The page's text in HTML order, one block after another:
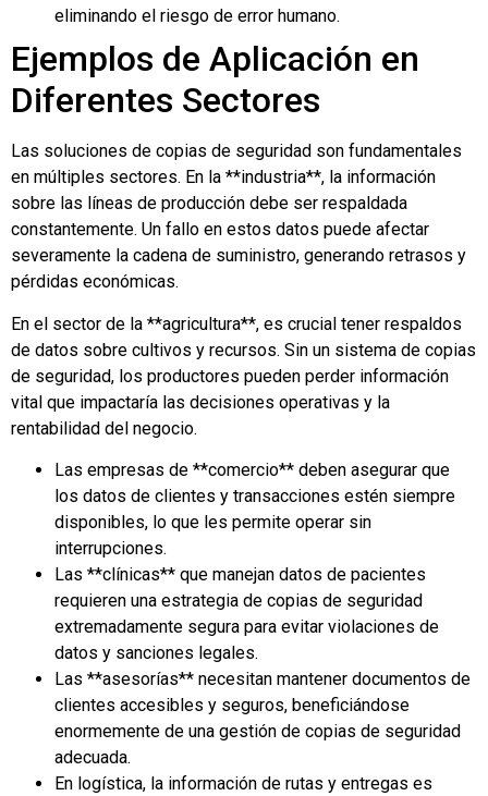
eliminando el riesgo de error humano.
Ejemplos de Aplicación en
Diferentes Sectores
Las soluciones de copias de seguridad son fundamentales
en múltiples sectores. En la **industria**, la información
sobre las líneas de producción debe ser respaldada
constantemente. Un fallo en estos datos puede afectar
severamente la cadena de suministro, generando retrasos y
pérdidas económicas.
En el sector de la **agricultura**, es crucial tener respaldos
de datos sobre cultivos y recursos. Sin un sistema de copias
de seguridad, los productores pueden perder información
vital que impactaría las decisiones operativas y la
rentabilidad del negocio.
Las empresas de **comercio** deben asegurar que
los datos de clientes y transacciones estén siempre
disponibles, lo que les permite operar sin
interrupciones.
Las **clínicas** que manejan datos de pacientes
requieren una estrategia de copias de seguridad
extremadamente segura para evitar violaciones de
datos y sanciones legales.
Las **asesorías** necesitan mantener documentos de
clientes accesibles y seguros, beneficiándose
enormemente de una gestión de copias de seguridad
adecuada.
En logística, la información de rutas y entregas es